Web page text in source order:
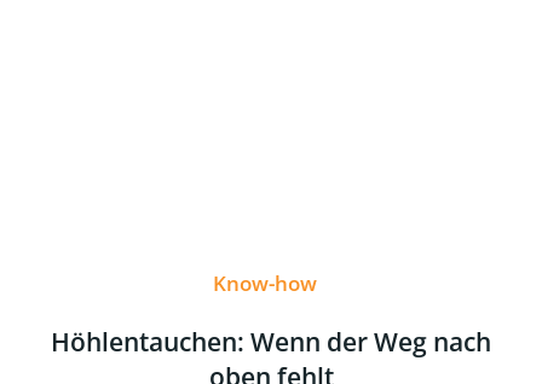
Know-how
Höhlentauchen: Wenn der Weg nach
oben fehlt